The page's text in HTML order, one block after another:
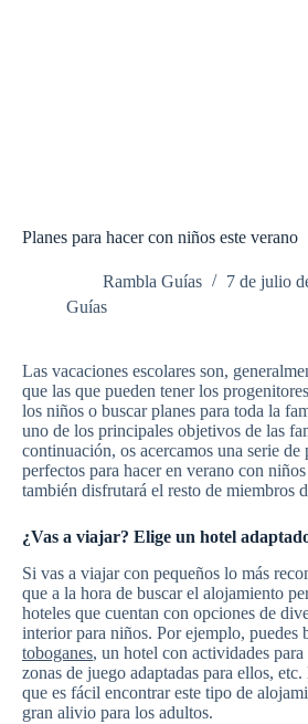
Planes para hacer con niños este verano
Rambla Guías
7 de julio
Guías
Las vacaciones escolares son,
que las que pueden tener los
los niños o buscar planes para toda la
uno de los principales objetivos de las
continuación, os acercamos una serie de
perfectos para hacer en verano con
también disfrutará el resto de miembros
¿Vas a viajar? Elige un hotel
Si vas a viajar con pequeños lo más
que a la hora de buscar el alojamiento
hoteles que cuentan con opciones de
interior para niños. Por ejemplo, puedes
toboganes, un hotel con actividades
zonas de juego adaptadas para ellos,
que es fácil encontrar este tipo de
gran alivio para los adultos.